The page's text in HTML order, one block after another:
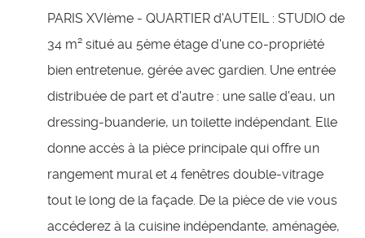
PARIS XVIème - QUARTIER d'AUTEIL : STUDIO de
34 m² situé au 5ème étage d'une co-propriété
bien entretenue, gérée avec gardien. Une entrée
distribuée de part et d'autre : une salle d'eau, un
dressing-buanderie, un toilette indépendant. Elle
donne accès à la pièce principale qui offre un
rangement mural et 4 fenêtres double-vitrage
tout le long de la façade. De la pièce de vie vous
accéderez à la cuisine indépendante, aménagée,